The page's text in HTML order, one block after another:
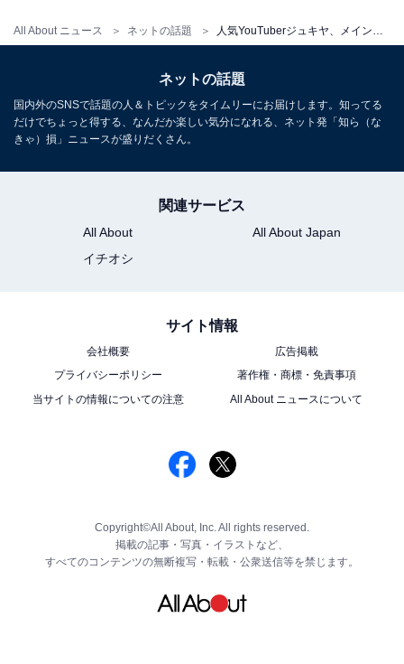
All About ニュース ネットの話題 人気YouTuberジュキヤ、メインチャンネルがガイドライン違反で削除「ついに…」「永久アカウントBANを望む」
ネットの話題
国内外のSNSで話題の人＆トピックをタイムリーにお届けします。知ってる
だけでちょっと得する、なんだか楽しい気分になれる、ネット発「知ら（な
きゃ）損」ニュースが盛りだくさん。
関連サービス
All About
All About Japan
イチオシ
サイト情報
会社概要
広告掲載
プライバシーポリシー
著作権・商標・免責事項
当サイトの情報についての注意
All About ニュースについて
Copyright©All About, Inc. All rights reserved.
掲載の記事・写真・イラストなど、
すべてのコンテンツの無断複写・転載・公衆送信等を禁じます。